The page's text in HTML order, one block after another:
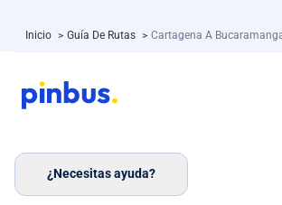
Inicio > Guía De Rutas > Cartagena A
¿Necesitas ayuda?